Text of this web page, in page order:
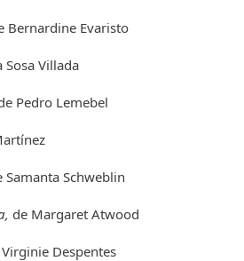
Bernardine Evaristo
Sosa Villada
Pedro Lemebel
Samanta Schweblin
de Margaret Atwood
Despentes